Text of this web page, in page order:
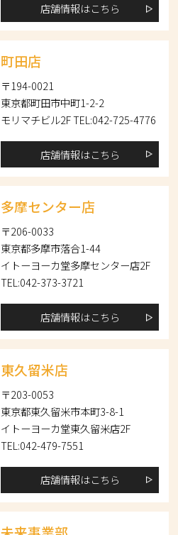
店舗情報はこちら
町田店
〒194-0021
東京都町田市中町1-2-2
モリマチビル2F TEL:042-725-4776
店舗情報はこちら
多摩センター店
〒206-0033
東京都多摩市落合1-44
イトーヨーカ堂多摩センター店2F
TEL:042-373-3721
店舗情報はこちら
東久留米店
〒203-0053
東京都東久留米市本町3-8-1
イトーヨーカ堂東久留米店2F
TEL:042-479-7551
店舗情報はこちら